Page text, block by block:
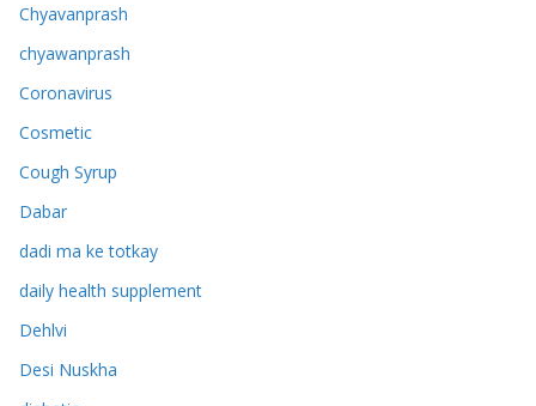
Chyavanprash
chyawanprash
Coronavirus
Cosmetic
Cough Syrup
Dabar
dadi ma ke totkay
daily health supplement
Dehlvi
Desi Nuskha